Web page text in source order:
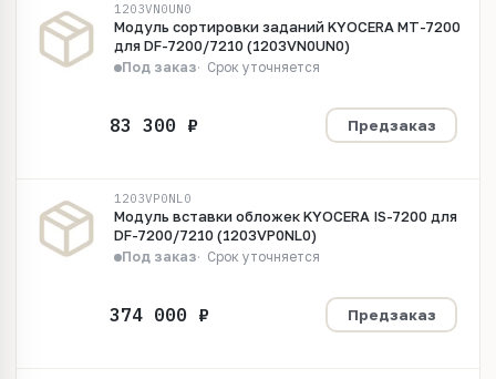
1203VN0UN0
Модуль сортировки заданий KYOCERA MT-7200
для DF-7200/7210 (1203VN0UN0)
Под заказ Срок уточняется
Предзаказ
1203VP0NL0
Модуль вставки обложек KYOCERA IS-7200 для
DF-7200/7210 (1203VP0NL0)
Под заказ Срок уточняется
Предзаказ